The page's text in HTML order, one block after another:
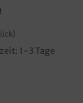
1-3 Tage